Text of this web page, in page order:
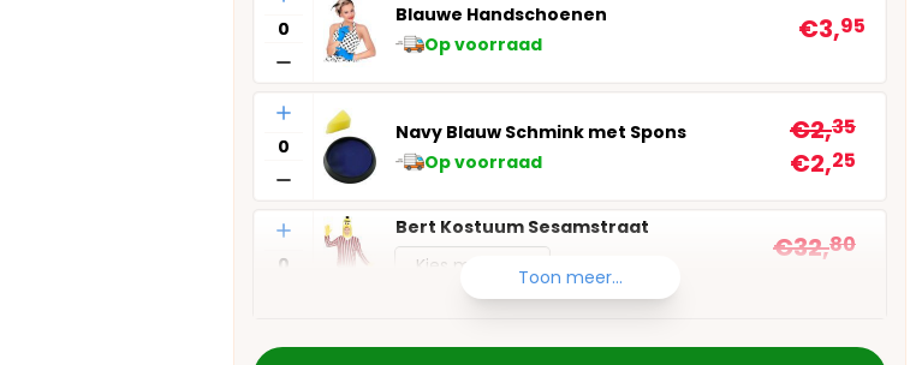
Blauwe Handschoenen
Op voorraad
€3,95
Aantal
Navy Blauw Schmink met Spons
Op voorraad
€2,35
€2,25
Aantal
Bert Kostuum Sesamstraat
Kies maat
Op voorraad
€32,80
Toon meer...